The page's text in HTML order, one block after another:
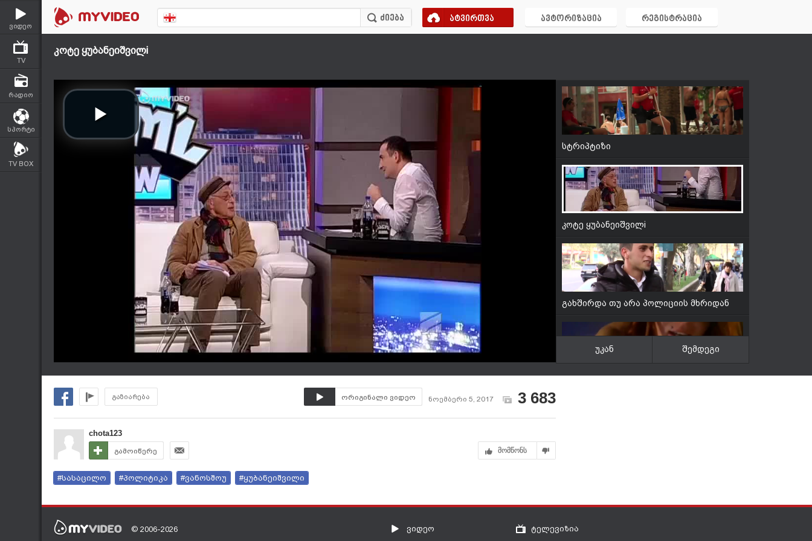
ვიდეო
TV
რადიო
სპორტი
TV BOX
ატვირთვა ავტორიზაცია რეგისტრაცია
კოტე ყუბანეიშვილi
სტრიპტიზი
კოტე ყუბანეიშვილi
გახშირდა თუ არა პოლიციის მხრიდან
უკან შემდეგი
გაზიარება ორიგინალი ვიდეო ნოემბერი 5, 2017 3 683
chota123
გამოიწერე მომწონს
#სასაცილო #პოლიტიკა #ვანოსშოუ #ყუბანეიშვილი
© 2006-2026 ვიდეო ტელევიზია